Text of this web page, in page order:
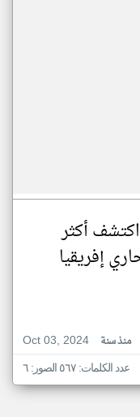
أكثر
إفريقيا
Oct 03, 2024
منذ سنة
عدد الكلمات: ٥٦٧ الصور: ٦